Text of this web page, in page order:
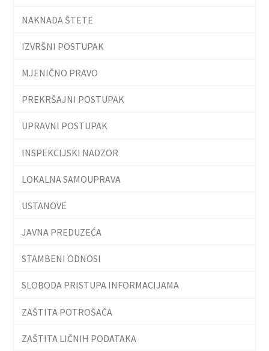
NAKNADA ŠTETE
IZVRŠNI POSTUPAK
MJENIČNO PRAVO
PREKRŠAJNI POSTUPAK
UPRAVNI POSTUPAK
INSPEKCIJSKI NADZOR
LOKALNA SAMOUPRAVA
USTANOVE
JAVNA PREDUZEĆA
STAMBENI ODNOSI
SLOBODA PRISTUPA INFORMACIJAMA
ZAŠTITA POTROŠAČA
ZAŠTITA LIČNIH PODATAKA